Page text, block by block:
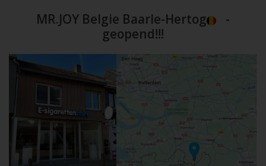
MR.JOY Belgie Baarle-Hertog
-
geopend!!!